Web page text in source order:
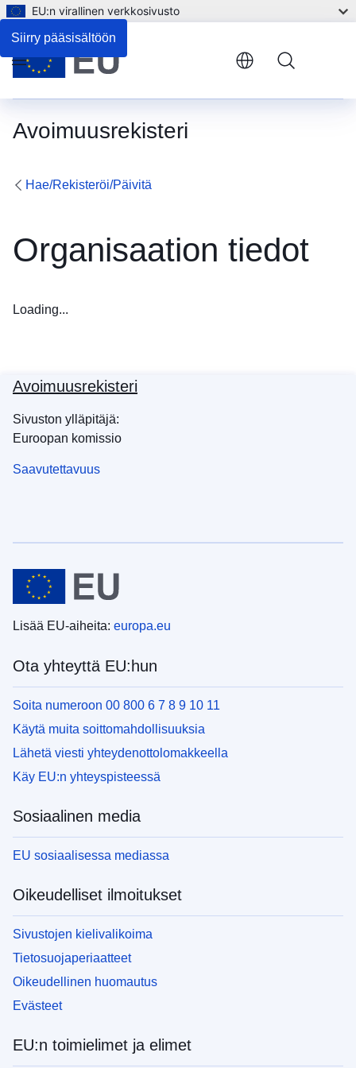
Siirry pääsisältöön
EU:n virallinen verkkosivusto
Avoimuusrekisteri
Menu
Hae/Rekisteröi/Päivitä
Organisaation tiedot
Loading...
Avoimuusrekisteri
Sivuston ylläpitäjä:
Euroopan komissio
Saavutettavuus
Lisää EU-aiheita: europa.eu
Ota yhteyttä EU:hun
Soita numeroon 00 800 6 7 8 9 10 11
Käytä muita soittomahdollisuuksia
Lähetä viesti yhteydenottolomakkeella
Käy EU:n yhteyspisteessä
Sosiaalinen media
EU sosiaalisessa mediassa
Oikeudelliset ilmoitukset
Sivustojen kielivalikoima
Tietosuojaperiaatteet
Oikeudellinen huomautus
Evästeet
EU:n toimielimet ja elimet